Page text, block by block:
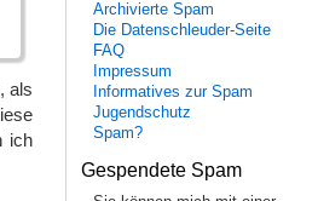
als
ich
Archivierte Spam
Die Datenschleuder-Seite
FAQ
Impressum
Informatives zur Spam
Jugendschutz
Spam?
Gespendete Spam